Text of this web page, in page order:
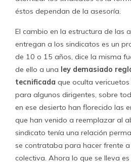
dinero, sobre todo en los
Y si bien Cano es la mano fuerte
siempre ha ayudado en el
Villegas nos asesoró en varias
de las planificaciones
y estuvo en la empresa hasta
Es una señora bastante amable…
hacer la planificación,
en cómo se iban a tirar las
bloque. También era parte de
la negociación colectiva y
movilizaciones que